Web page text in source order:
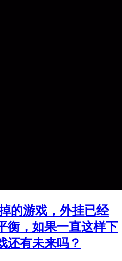
的游戏，外挂已经
衡，如果一直这样下
还有未来吗？